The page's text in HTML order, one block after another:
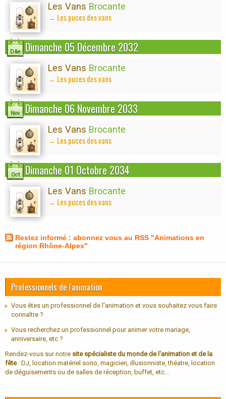
Les Vans Brocante
→ Les puces des vans
05
D&e
Dimanche 05 Décembre 2032
Les Vans Brocante
→ Les puces des vans
06
Nov
Dimanche 06 Novembre 2033
Les Vans Brocante
→ Les puces des vans
01
Oct
Dimanche 01 Octobre 2034
Les Vans Brocante
→ Les puces des vans
Restez informé : abonnez vous au RSS "Animations en
région Rhône-Alpes"
Professionnels de l'animation
Vous êtes un professionnel de l'animation et vous souhaitez vous faire
connaître ?
Vous recherchez un professionnel pour animer votre mariage,
anniversaire, etc ?
Rendez-vous sur notre site spécialiste du monde de l'animation et de la
fête: DJ, location matériel sono, magicien, illusionniste, théatre, location
de déguisements ou de salles de réception, buffet, etc...